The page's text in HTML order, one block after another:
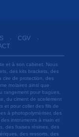
- CGV -
et à son cabinet. Nous
des kits brackets, des
cire de protection, des
molaires ainsi que
rangement pour bagues,
du ciment de scellement
et pour coller des fils de
à photopolymériser, des
instruments à main et
des fraises résines, des
des ressorts, des